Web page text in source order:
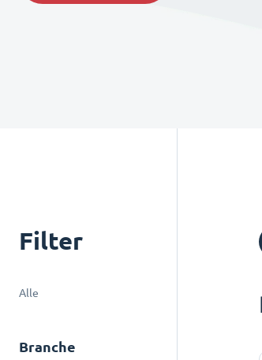
Filter
Alle
Branche